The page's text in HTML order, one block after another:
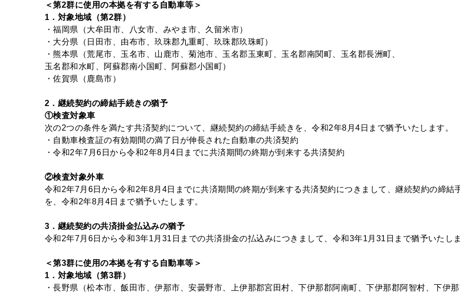
＜第2群に使用の本拠を有する自動車等＞
1 ．対象地域（第2群）
・福岡県（大牟田市、八女市、みやま市、久留米市）
・大分県（日田市、由布市、玖珠郡九重町、玖珠郡玖珠町）
・熊本県（荒尾市、玉名市、山鹿市、菊池市、玉名郡玉東町、玉名郡南関町、玉名郡長洲町、
玉名郡和水町、阿蘇郡南小国町、阿蘇郡小国町）
・佐賀県（鹿島市）
2 ．継続契約の締結手続きの猶予
①検査対象車
次の2つの条件を満たす共済契約について、継続契約の締結手続きを、令和2年8月4日まで猶予いたします。
・自動車検査証の有効期間の満了日が伸長された自動車の共済契約
・令和2年7月6日から令和2年8月4日までに共済期間の終期が到来する共済契約
②検査対象外車
令和2年7月6日から令和2年8月4日までに共済期間の終期が到来する共済契約につきまして、継続契約の締結
を、令和2年8月4日まで猶予いたします。
3 ．継続契約の共済掛金払込みの猶予
令和2年7月6日から令和3年1月31日までの共済掛金の払込みにつきまして、令和3年1月31日まで猶予いたしま
＜第3群に使用の本拠を有する自動車等＞
1 ．対象地域（第3群）
・長野県（松本市、飯田市、伊那市、安曇野市、上伊那郡宮田村、下伊那郡阿南町、下伊那郡阿智村、下伊